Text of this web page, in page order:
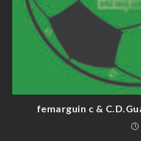
femarguin c &